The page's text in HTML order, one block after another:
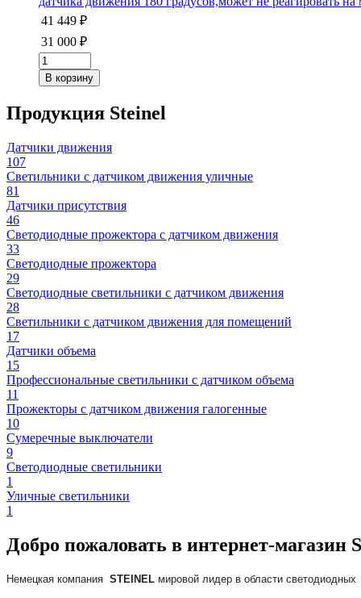
41 449 ₽
31 000 ₽
Продукция Steinel
Датчики движения
107
Светильники с датчиком движения уличные
81
Датчики присутствия
46
Светодиодные прожектора с датчиком движения
33
Светодиодные прожектора
29
Светодиодные светильники с датчиком движения
28
Светильники с датчиком движения для помещений
17
Датчики объема
15
Профессиональные светильники с датчиком объема
11
Прожекторы с датчиком движения галогенные
10
Сумеречные выключатели
9
Светодиодные светильники
1
Уличные светильники
1
Добро пожаловать в интернет-магазин
Немецкая компания STEINEL мировой лидер в области